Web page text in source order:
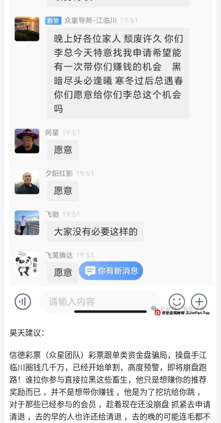
昊天建议：
信德彩票（众星团队）彩票跟单类资金盘骗局，操盘手江
临川圈钱几千万，已经开始单割，高度预警，即将崩盘跑
路！谁拉你参与直接拉黑这些畜生，他只是想赚你的推荐
奖励而已 ，并不是想带你赚钱 ，他是为了挖坑给你跳 ，
对于那些已经参与的会员 ，趁着现在还没崩盘 抓紧去申请
清退 ，去的早的人也许还给清退 ，去的晚的可能连毛都不